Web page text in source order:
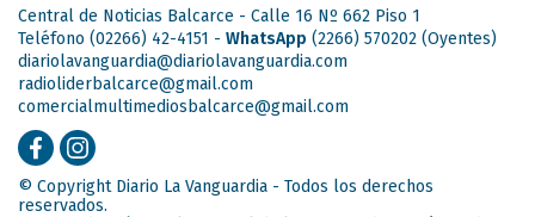
Central de Noticias Balcarce - Calle 16 Nº 662 Piso 1
Teléfono (02266) 42-4151 - WhatsApp (2266) 570202 (Oyentes)
diariolavanguardia@diariolavanguardia.com
radioliderbalcarce@gmail.com
comercialmultimediosbalcarce@gmail.com
© Copyright Diario La Vanguardia - Todos los derechos
reservados.